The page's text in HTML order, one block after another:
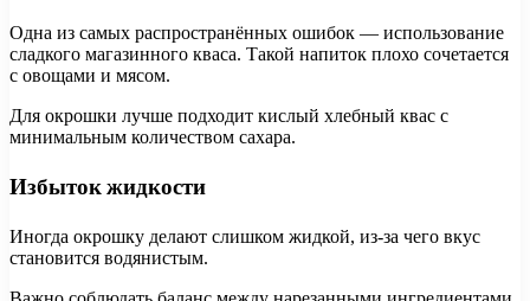
Одна из самых распространённых ошибок — использование
сладкого магазинного кваса. Такой напиток плохо сочетается
с овощами и мясом.
Для окрошки лучше подходит кислый хлебный квас с
минимальным количеством сахара.
Избыток жидкости
Иногда окрошку делают слишком жидкой, из-за чего вкус
становится водянистым.